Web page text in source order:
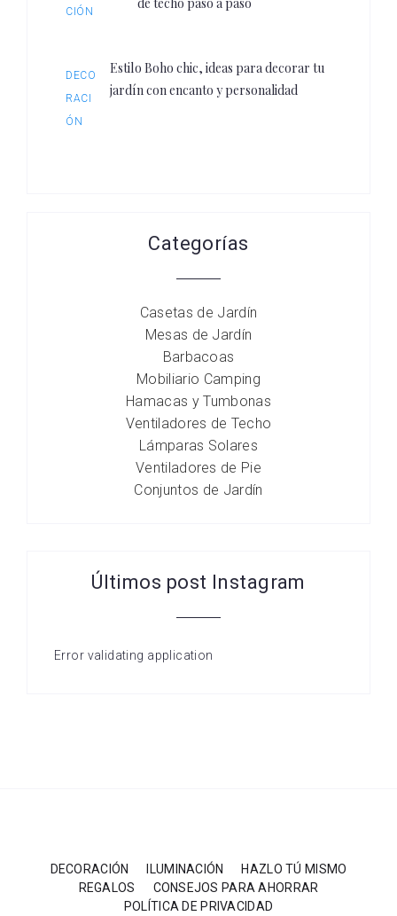
CIÓN
DECO
RACI
ÓN
Estilo Boho chic, ideas para decorar tu
jardín con encanto y personalidad
Categorías
Casetas de Jardín
Mesas de Jardín
Barbacoas
Mobiliario Camping
Hamacas y Tumbonas
Ventiladores de Techo
Lámparas Solares
Ventiladores de Pie
Conjuntos de Jardín
Últimos post Instagram
Error validating application
DECORACIÓN ILUMINACIÓN
HAZLO TÚ MISMO
REGALOS
CONSEJOS PARA AHORRAR
POLÍTICA DE PRIVACIDAD